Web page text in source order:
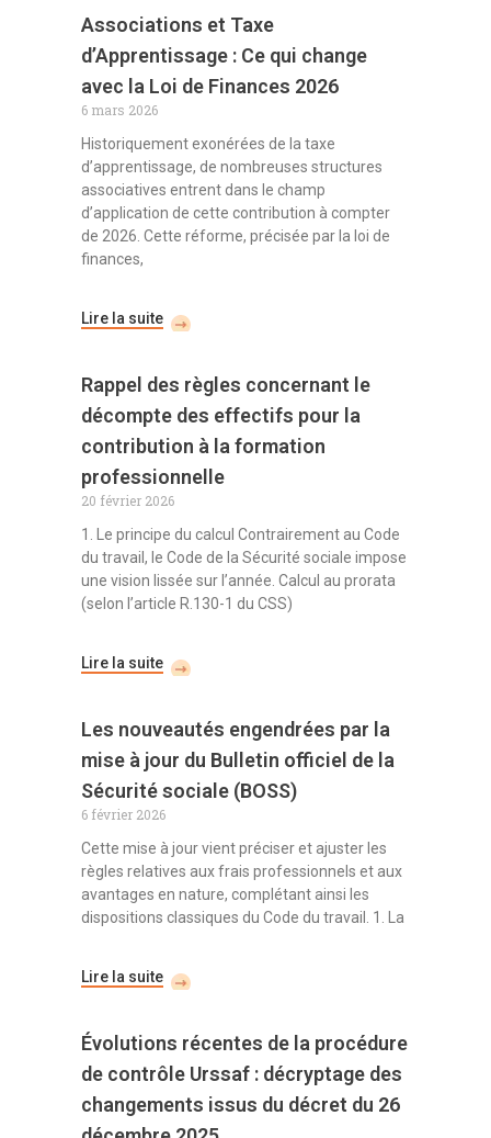
Associations et Taxe
d’Apprentissage : Ce qui change
avec la Loi de Finances 2026
6 mars 2026
Historiquement exonérées de la taxe
d’apprentissage, de nombreuses structures
associatives entrent dans le champ
d’application de cette contribution à compter
de 2026. Cette réforme, précisée par la loi de
finances,
Lire la suite
Rappel des règles concernant le
décompte des effectifs pour la
contribution à la formation
professionnelle
20 février 2026
1. Le principe du calcul Contrairement au Code
du travail, le Code de la Sécurité sociale impose
une vision lissée sur l’année. Calcul au prorata
(selon l’article R.130-1 du CSS)
Lire la suite
Les nouveautés engendrées par la
mise à jour du Bulletin officiel de la
Sécurité sociale (BOSS)
6 février 2026
Cette mise à jour vient préciser et ajuster les
règles relatives aux frais professionnels et aux
avantages en nature, complétant ainsi les
dispositions classiques du Code du travail. 1. La
Lire la suite
Évolutions récentes de la procédure
de contrôle Urssaf : décryptage des
changements issus du décret du 26